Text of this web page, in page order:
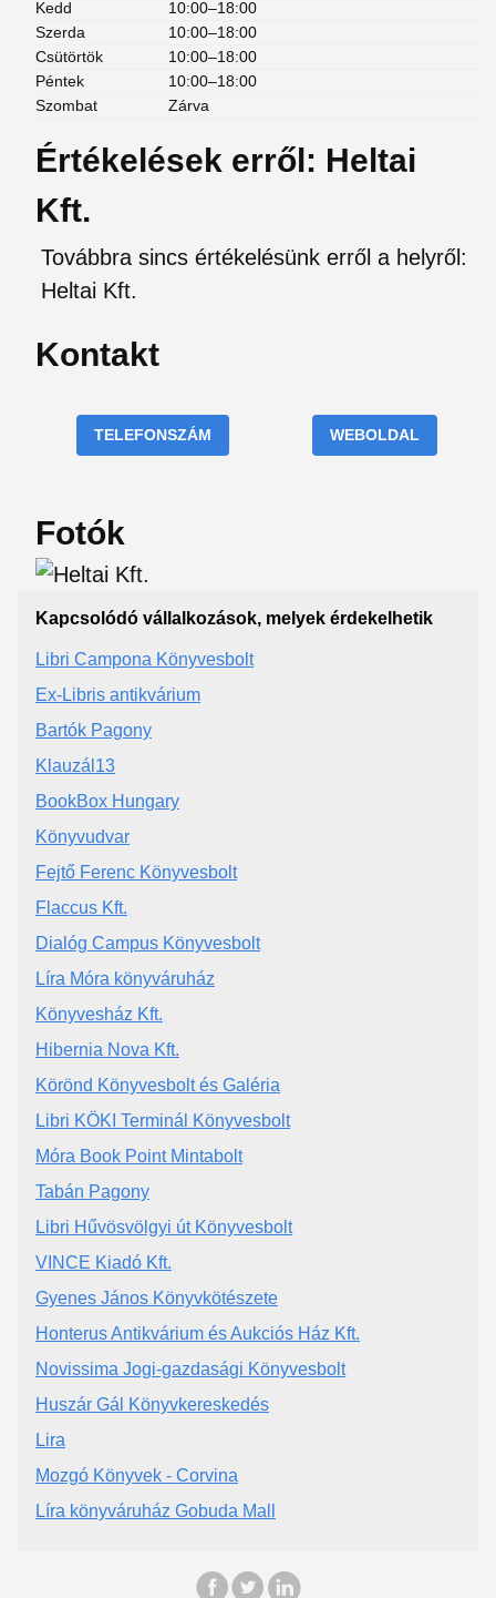
Kedd
10:00–18:00
Szerda
10:00–18:00
Csütörtök
10:00–18:00
Péntek
10:00–18:00
Szombat
Zárva
Értékelések erről: Heltai
Kft.
Továbbra sincs értékelésünk erről a helyről:
Heltai Kft.
Kontakt
TELEFONSZÁM WEBOLDAL
Fotók
Kapcsolódó vállalkozások, melyek érdekelhetik
Libri Campona Könyvesbolt
Ex-Libris antikvárium
Bartók Pagony
Klauzál13
BookBox Hungary
Könyvudvar
Fejtő Ferenc Könyvesbolt
Flaccus Kft.
Dialóg Campus Könyvesbolt
Líra Móra könyváruház
Könyvesház Kft.
Hibernia Nova Kft.
Körönd Könyvesbolt és Galéria
Libri KÖKI Terminál Könyvesbolt
Móra Book Point Mintabolt
Tabán Pagony
Libri Hűvösvölgyi út Könyvesbolt
VINCE Kiadó Kft.
Gyenes János Könyvkötészete
Honterus Antikvárium és Aukciós Ház Kft.
Novissima Jogi-gazdasági Könyvesbolt
Huszár Gál Könyvkereskedés
Lira
Mozgó Könyvek - Corvina
Líra könyváruház Gobuda Mall